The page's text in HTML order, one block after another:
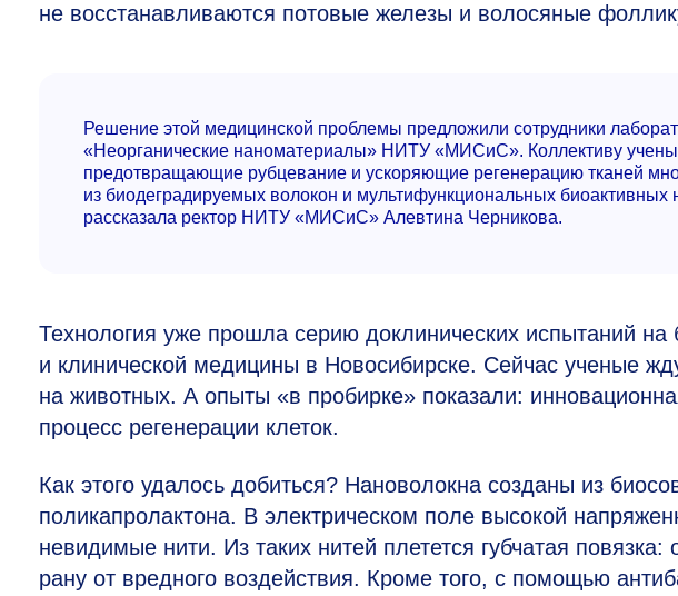
не восстанавливаются потовые железы и волосяные
Решение этой медицинской проблемы предложили сотрудники
«Неорганические наноматериалы» НИТУ «МИСиС». Коллективу
предотвращающие рубцевание и ускоряющие регенерацию тканей
из биодеградируемых волокон и мультифункциональных
рассказала ректор НИТУ «МИСиС» Алевтина Черникова.
Технология уже прошла серию доклинических испытаний
и клинической медицины в Новосибирске. Сейчас ученые
на животных. А опыты «в пробирке» показали:
процесс регенерации клеток.
Как этого удалось добиться? Нановолокна созданы из
поликапролактона. В электрическом поле высокой
невидимые нити. Из таких нитей плетется губчатая
рану от вредного воздействия. Кроме того, с помощью